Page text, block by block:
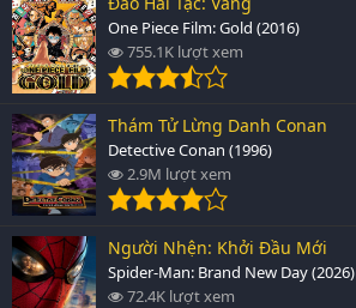
One Piece Film: Gold (2016)
755.1K lượt xem
Thám Tử Lừng Danh Conan
Detective Conan (1996)
2.9M lượt xem
Người Nhện: Khởi Đầu Mới
Spider-Man: Brand New Day (2026)
72.4K lượt xem